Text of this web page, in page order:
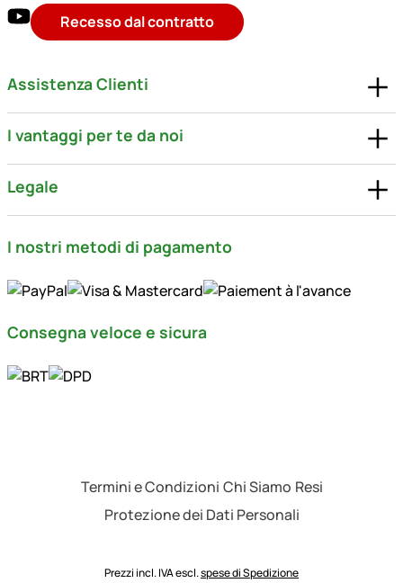
Recesso dal contratto
Assistenza Clienti
I vantaggi per te da noi
Legale
I nostri metodi di pagamento
Consegna veloce e sicura
Termini e Condizioni Chi Siamo Resi
Protezione dei Dati Personali
Prezzi incl. IVA escl.spese di Spedizione